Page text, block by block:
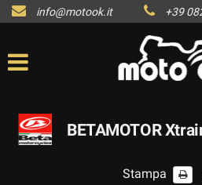
info@motook.it +39
BETAMOTOR
Stampa